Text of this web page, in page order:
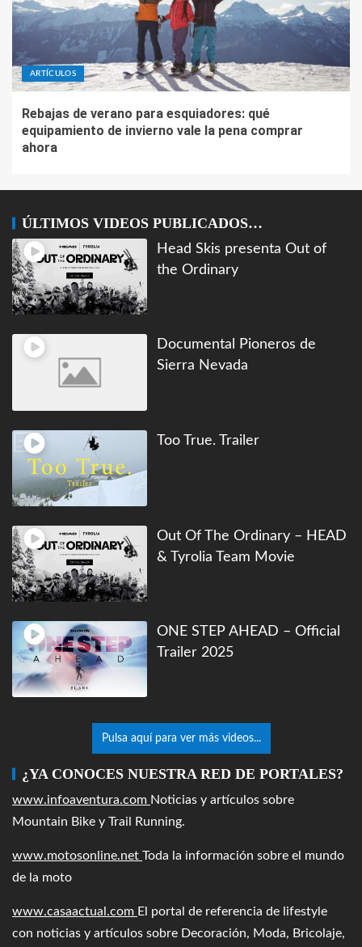
ARTÍCULOS
Rebajas de verano para esquiadores: qué
equipamiento de invierno vale la pena comprar
ahora
ÚLTIMOS VIDEOS PUBLICADOS…
Head Skis presenta Out of
the Ordinary
Documental Pioneros de
Sierra Nevada
Too True. Trailer
Out Of The Ordinary – HEAD
& Tyrolia Team Movie
ONE STEP AHEAD – Official
Trailer 2025
Pulsa aquí para ver más videos...
¿YA CONOCES NUESTRA RED DE PORTALES?
www.infoaventura.com Noticias y artículos sobre
Mountain Bike y Trail Running.
www.motosonline.net Toda la información sobre el mundo
de la moto
www.casaactual.com El portal de referencia de lifestyle
con noticias y artículos sobre Decoración, Moda, Bricolaje,